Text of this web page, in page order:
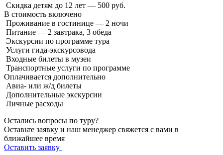
Скидка детям до 12 лет — 500 руб.
В стоимость включено
Проживание в гостинице — 2 ночи
Питание — 2 завтрака, 3 обеда
Экскурсии по программе тура
Услуги гида-экскурсовода
Входные билеты в музеи
Транспортные услуги по программе
Оплачивается дополнительно
Авиа- или ж/д билеты
Дополнительные экскурсии
Личные расходы
Остались вопросы по туру?
Оставьте заявку и наш менеджер свяжется с вами в
ближайшее время
Оставить заявку